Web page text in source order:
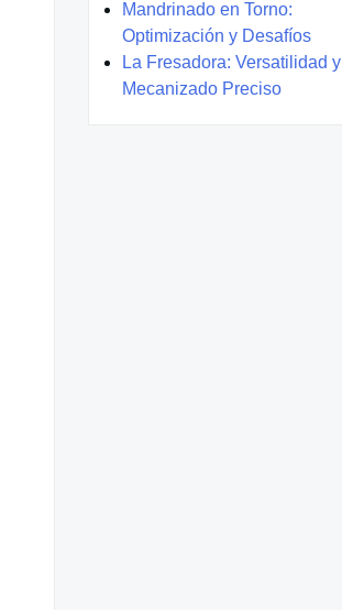
Mandrinado en Torno:
Optimización y Desafíos
La Fresadora: Versatilidad y
Mecanizado Preciso